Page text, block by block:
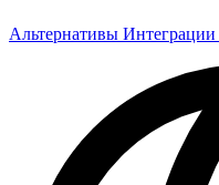
Альтернативы Интеграции